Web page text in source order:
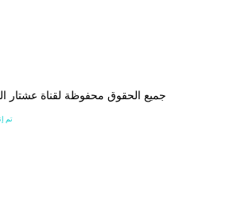
جميع الحقوق محفوظة لقناة عشتار الفضائية
تم